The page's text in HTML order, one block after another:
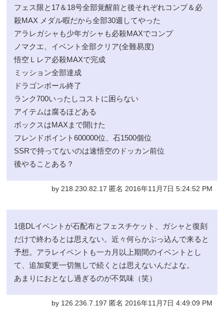
フェス限と17＆18号全部覚醒前と後それぞれコンプ＆必
殺MAX メダル暇だから全部30週してやった
アラレガシャも少年ガシャも必殺MAXでコンプ
ノマクエ、イベント全部クリア(全難易度)
悟空Ｌレア必殺MAXで完成
ミッション全部達成
ドラゴンボール終了
ランク700いったしコストに困らない
アイテムは腐るほどある
ボックスはMAXまで開けた
フレンドポイント600000位、石1500個位
SSRで持ってないのは速悟空のドッカン前位
後やることある？
by 218.230.82.17 匿名 2016年11月7日 5:24:52 PM
1億DLイベントが石配布とフェスチケット、ガシャと復刻
だけで終わるとは思えない。近々何らかぶっ込んで来ると
予想。アラレイベントも一カ月以上期間のイベントとし
て、追加変更一切無しで続くとは思えないんだよな。
あまりにおとなし過ぎるのが不気味（笑）
by 126.236.7.197 匿名 2016年11月7日 4:49:09 PM